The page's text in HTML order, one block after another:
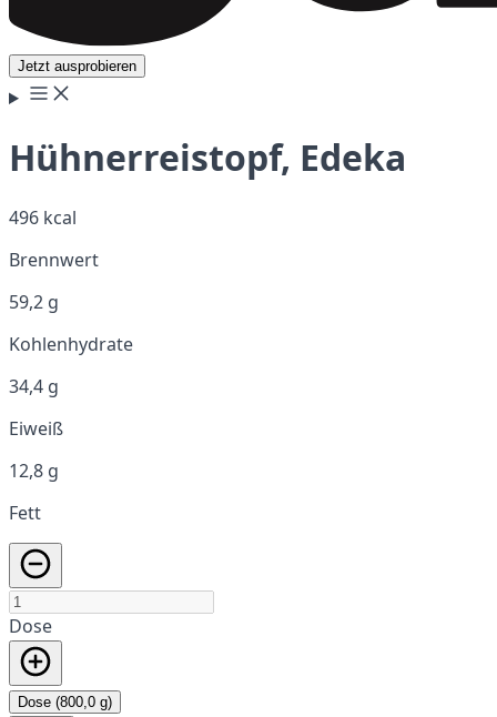
Jetzt ausprobieren
Hühnerreistopf, Edeka
496 kcal
Brennwert
59,2 g
Kohlenhydrate
34,4 g
Eiweiß
12,8 g
Fett
Dose
Dose (800,0 g)